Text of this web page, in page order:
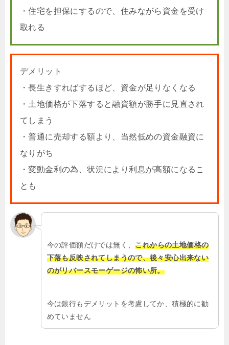
・住宅を担保にするので、住みながら資金を受け
取れる
デメリット
・長生きすればするほど、資金が足りなくなる
・土地価格が下落すると融資額が勝手に見直され
てしまう
・普通に売却する額より、当然低めの資金融資に
なりがち
・変動金利の為、状況により利息が高額になるこ
とも
今の評価額だけでは無く、これからの土地価格の
下落も反映されてしまうので、後々安心出来ない
のがリバースモーゲージの怖い所。
今は銀行もデメリットを考慮してか、積極的に勧
めていません